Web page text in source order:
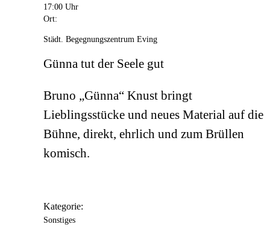
17:00 Uhr
Ort:
Städt. Begegnungszentrum Eving
Günna tut der Seele gut
Bruno „Günna“ Knust bringt
Lieblingsstücke und neues Material auf die
Bühne, direkt, ehrlich und zum Brüllen
komisch.
Kategorie:
Sonstiges